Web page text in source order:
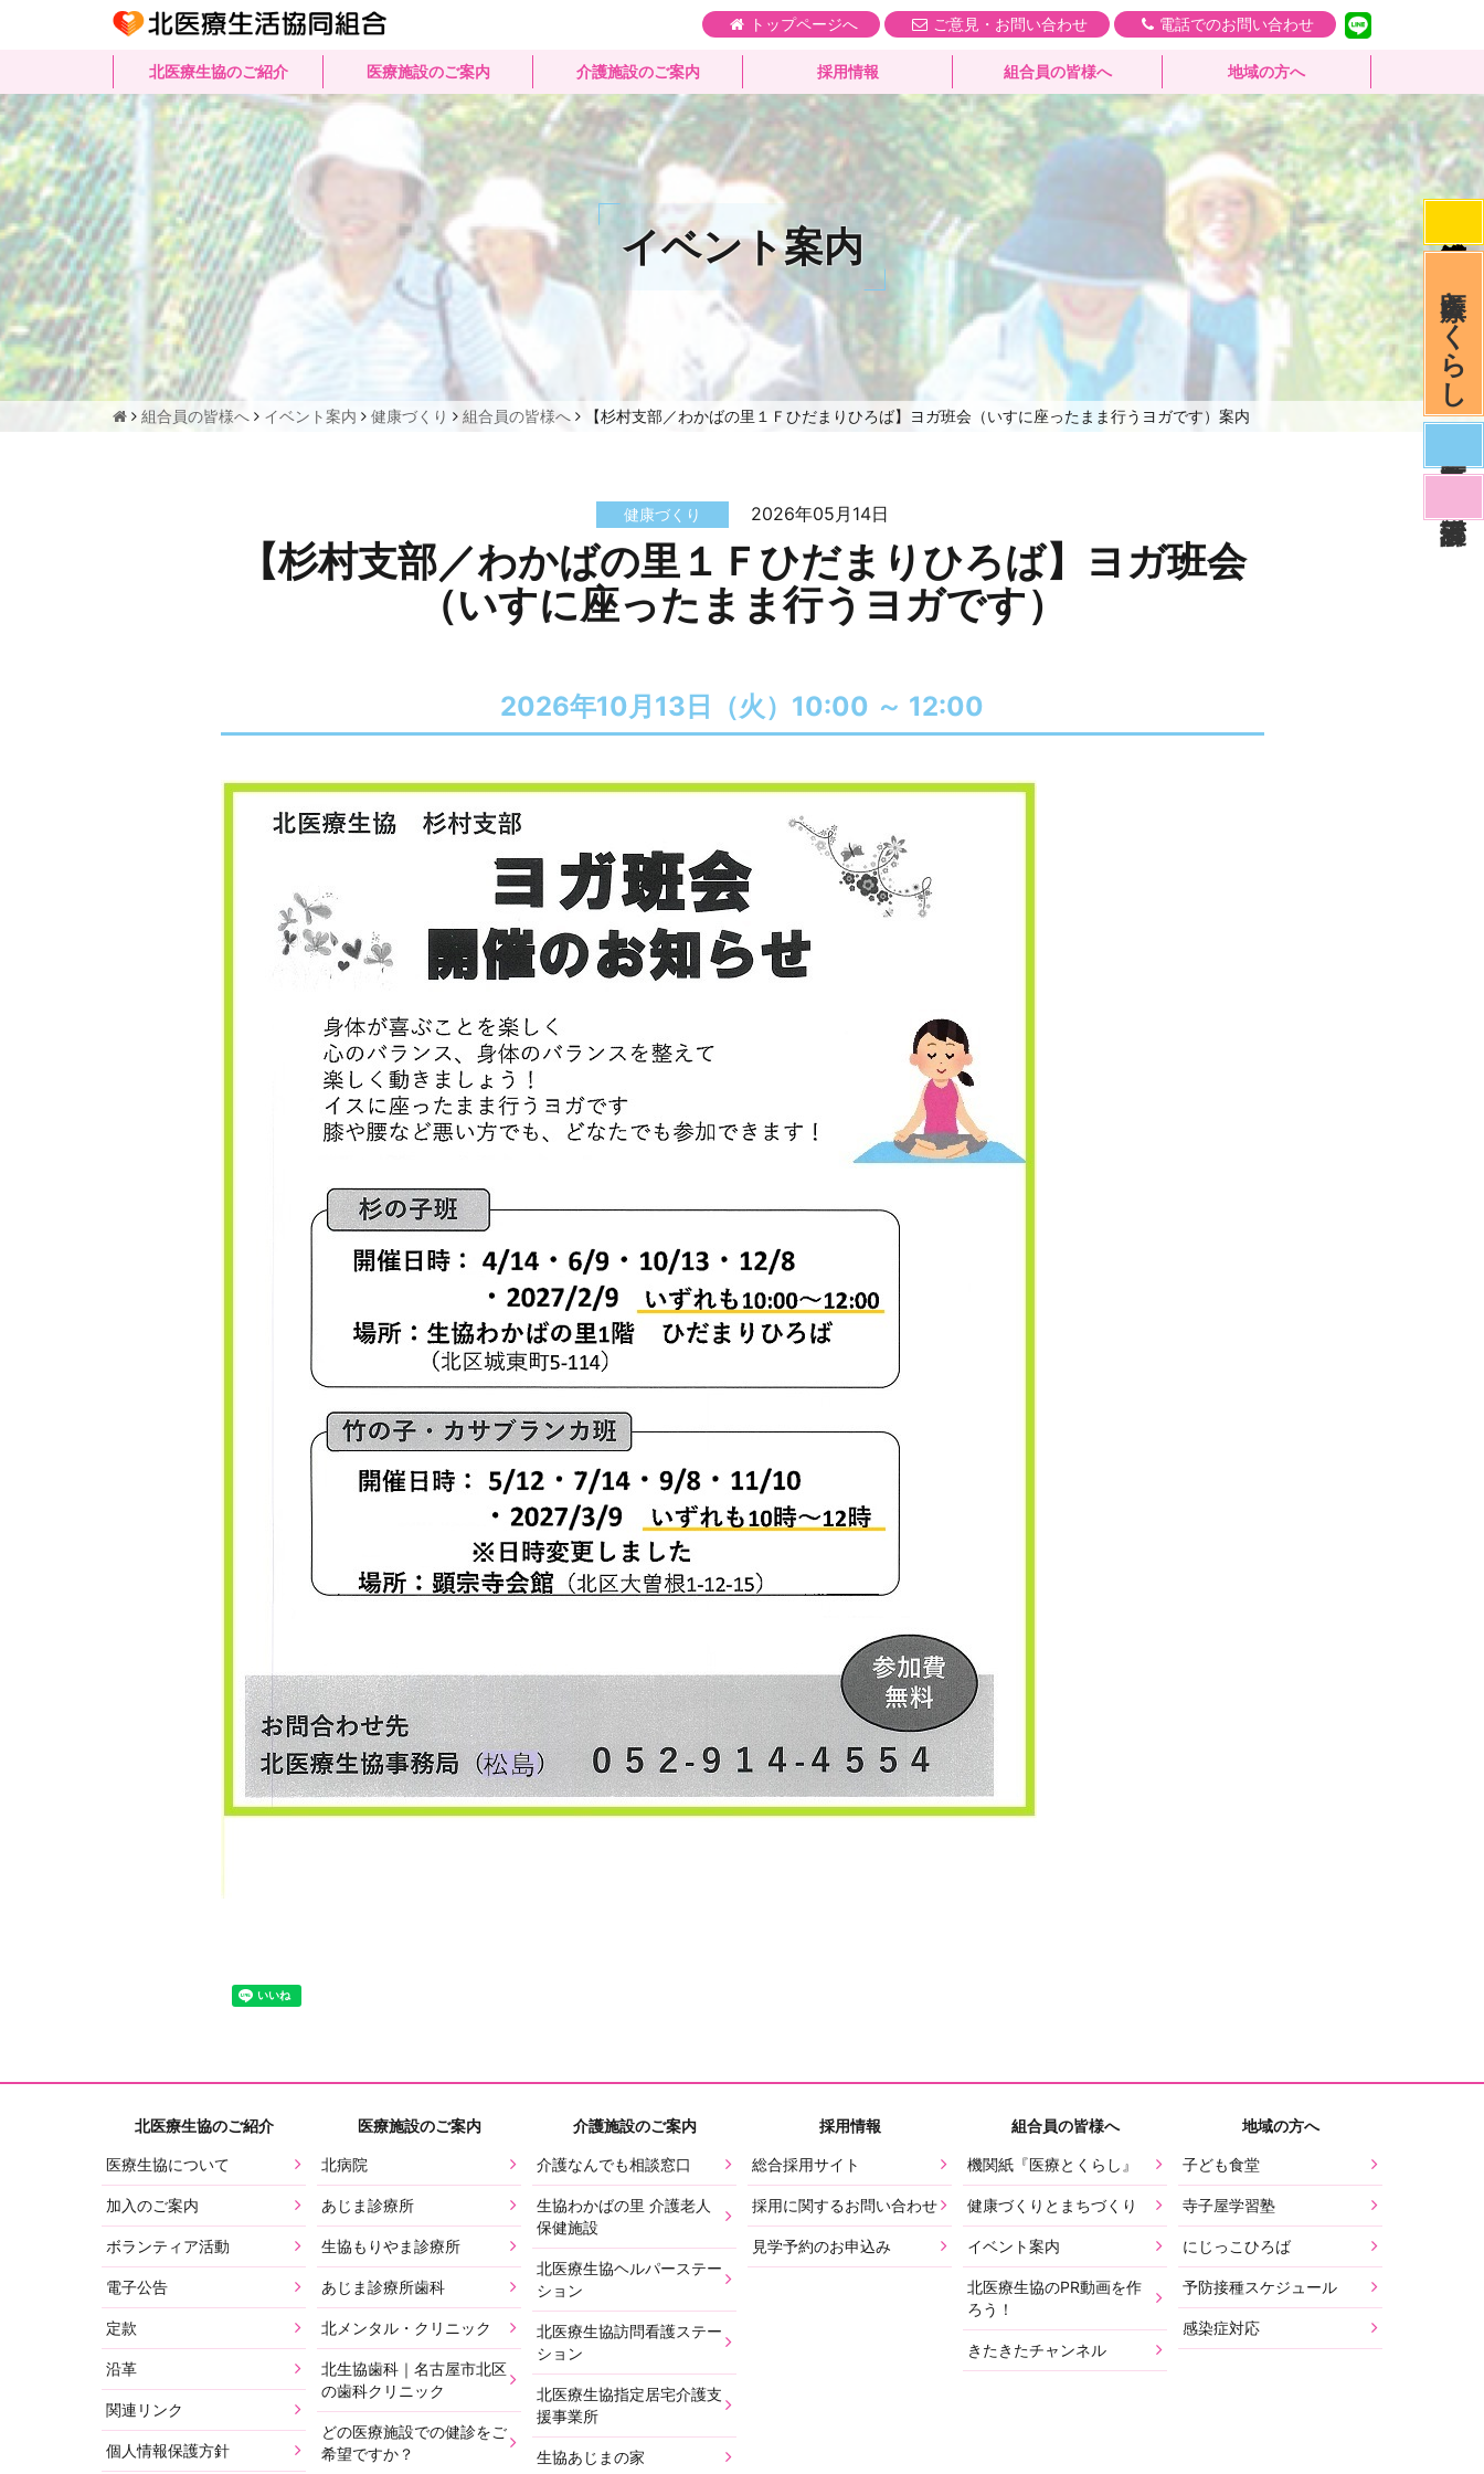
トップページへ ご意見・お問い合わせ 電話でのお問い合わせ
北医療生協のご紹介 医療施設のご案内 介護施設のご案内 採用情報 組合員の皆様へ 地域の方へ
イベント案内
組合員の皆様へ イベント案内 健康づくり 組合員の皆様へ 【杉村支部／わかばの里１Ｆひだまりひろば】ヨガ班会（いすに座ったまま行うヨガです）案内
医療とくらし
健康づくり 2026年05月14日
【杉村支部／わかばの里１Ｆひだまりひろば】ヨガ班会
（いすに座ったまま行うヨガです）
2026年10月13日（火） 10:00 ～ 12:00
北医療生協のご紹介
医療生協について
加入のご案内
ボランティア活動
電子公告
定款
沿革
関連リンク
個人情報保護方針
医療施設のご案内
北病院
あじま診療所
生協もりやま診療所
あじま診療所歯科
北メンタル・クリニック
北生協歯科｜名古屋市北区
の歯科クリニック
どの医療施設での健診をご
希望ですか？
介護施設のご案内
介護なんでも相談窓口
生協わかばの里 介護老人
保健施設
北医療生協ヘルパーステー
ション
北医療生協訪問看護ステー
ション
北医療生協指定居宅介護支
援事業所
生協あじまの家
採用情報
総合採用サイト
採用に関するお問い合わせ
見学予約のお申込み
組合員の皆様へ
機関紙『医療とくらし』
健康づくりとまちづくり
イベント案内
北医療生協のPR動画を作
ろう！
きたきたチャンネル
地域の方へ
子ども食堂
寺子屋学習塾
にじっこひろば
予防接種スケジュール
感染症対応